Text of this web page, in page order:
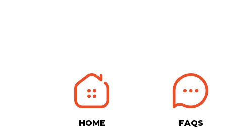
HOME FAQS